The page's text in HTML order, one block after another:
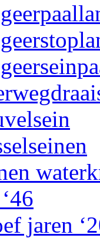
jaren